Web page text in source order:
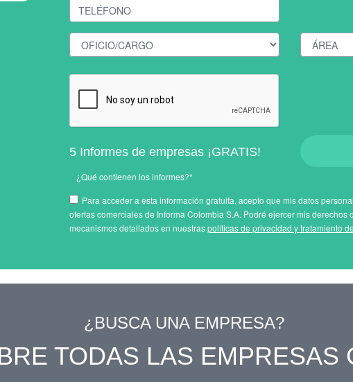
5 Informes de empresas ¡GRATIS!
¿Qué contienen los informes?*
Para acceder a esta información gratuita, acepto que mis datos
ofertas comerciales de Informa Colombia S.A. Podré ejercer mis derechos
mecanismos detallados en nuestraspolíticas de privacidad y tratamiento
¿BUSCA UNA EMPRESA?
TODAS LAS EMPRESAS